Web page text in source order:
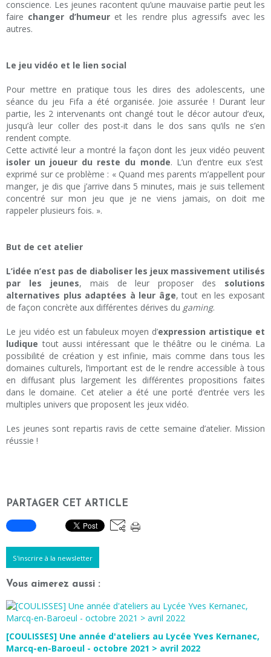
conscience. Les jeunes racontent qu’une mauvaise partie peut les
faire changer d’humeuret les rendre plus agressifs avec les
autres.
Le jeu vidéo et le lien social
Pour mettre en pratique tous les dires des adolescents, une
séance du jeu Fifa a été organisée. Joie assurée ! Durant leur
partie, les 2 intervenants ont changé tout le décor autour d’eux,
jusqu’à leur coller des post-it dans le dos sans qu’ils ne s’en
rendent compte.
Cette activité leur a montré la façon dont les jeux vidéo peuvent
isoler un joueur du reste du monde. L’un d’entre eux s’est
exprimé sur ce problème : « Quand mes parents m’appellent pour
manger, je dis que j’arrive dans 5 minutes, mais je suis tellement
concentré sur mon jeu que je ne viens jamais, on doit me
rappeler plusieurs fois. ».
But de cet atelier
L’idée n’est pas de diaboliser les jeux massivement utilisés
par les jeunes, mais de leur proposer des solutions
alternatives plus adaptées à leur âge, tout en les exposant
de façon concrète aux différentes dérives du gaming.
Le jeu vidéo est un fabuleux moyen d’expression artistique et
ludique tout aussi intéressant que le théâtre ou le cinéma. La
possibilité de création y est infinie, mais comme dans tous les
domaines culturels, l’important est de le rendre accessible à tous
en diffusant plus largement les différentes propositions faites
dans le domaine. Cet atelier a été une porté d’entrée vers les
multiples univers que proposent les jeux vidéo.
Les jeunes sont repartis ravis de cette semaine d’atelier. Mission
réussie !
PARTAGER CET ARTICLE
S'inscrire à la newsletter
Vous aimerez aussi :
[COULISSES] Une année d'ateliers au Lycée Yves Kernanec,
Marcq-en-Baroeul - octobre 2021 > avril 2022